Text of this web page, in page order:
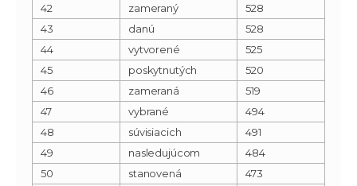
42
zameraný
528
43
danú
528
44
vytvorené
525
45
poskytnutých
520
46
zameraná
519
47
vybrané
494
48
súvisiacich
491
49
nasledujúcom
484
50
stanovená
473